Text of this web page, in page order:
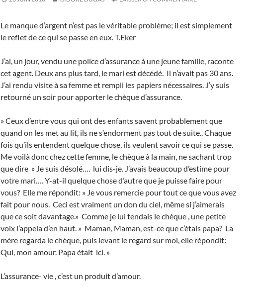
Le manque d’argent n’est pas le véritable problème; il est simplement
le reflet de ce qui se passe en eux. T.Eker
J’ai, un jour, vendu une police d’assurance à une jeune famille, raconte
cet agent. Deux ans plus tard, le mari est décédé. Il n’avait pas 30 ans.
J’ai rendu visite à sa femme et rempli les papiers nécessaires. J’y suis
retourné un soir pour apporter le chèque d’assurance.
» Ceux d’entre vous qui ont des enfants savent probablement que
quand on les met au lit, ils ne s’endorment pas tout de suite.. Chaque
fois qu’ils entendent quelque chose, ils veulent savoir ce qui se passe.
Me voilà donc chez cette femme, le chèque à la main, ne sachant trop
que dire » Je suis désolé…. lui dis-je. J’avais beaucoup d’estime pour
votre mari…. Y-at-il quelque chose d’autre que je puisse faire pour
vous? Elle me répondit: » Je vous remercie pour tout ce que vous avez
fait pour nous. Ceci est vraiment un don du ciel, même si j’aimerais
que ce soit davantage.» Comme je lui tendais le chèque , une petite
voix l’appela d’en haut. » Maman, Maman, est-ce que c’étais papa? La
mère regarda le chèque, puis levant le regard sur moi, elle répondit:
Qui, mon amour. Papa était ici. »
L’assurance- vie , c’est un produit d’amour.